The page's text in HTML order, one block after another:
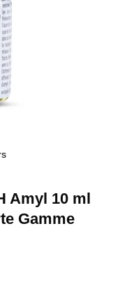
Amyl 10 ml
Gamme